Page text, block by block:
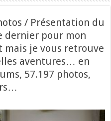
/ Présentation du
dernier pour mon
je vous retrouve
aventures… en
57.197 photos,